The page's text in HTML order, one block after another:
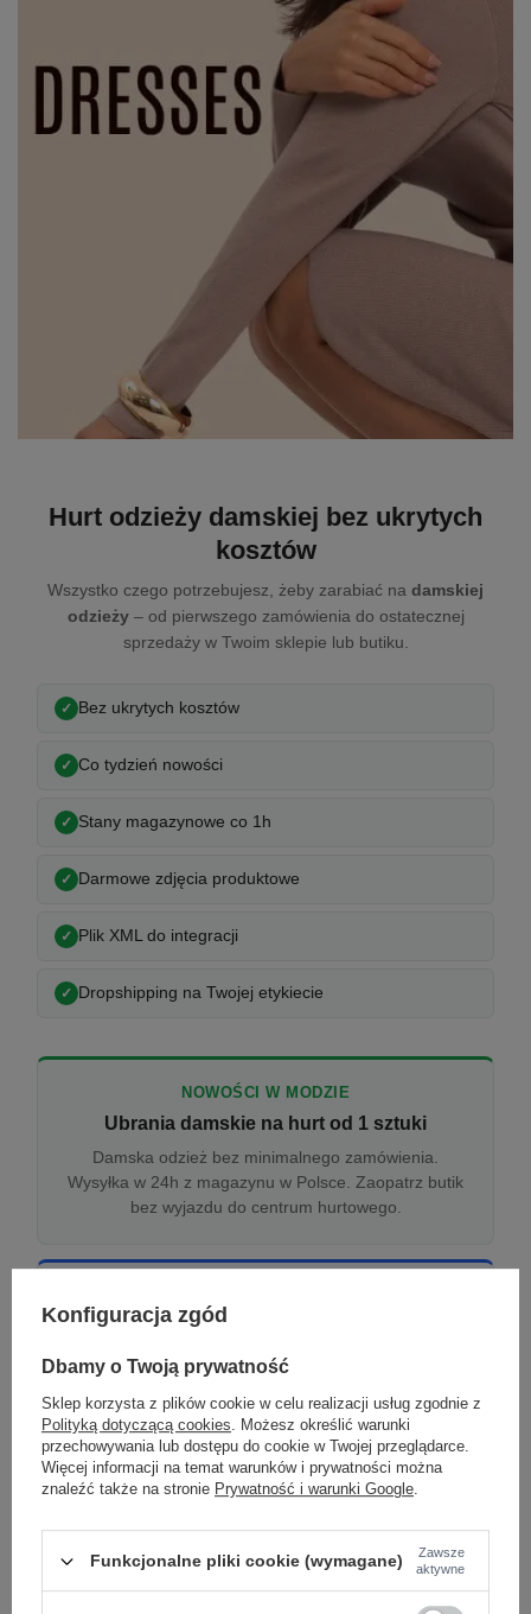
Hurt odzieży damskiej bez ukrytych
kosztów
Wszystko czego potrzebujesz, żeby zarabiać na damskiej
odzieży– od pierwszego zamówienia do ostatecznej
sprzedaży w Twoim sklepie lub butiku.
Bez ukrytych kosztów
Co tydzień nowości
Stany magazynowe co 1h
Darmowe zdjęcia produktowe
Plik XML do integracji
Dropshipping na Twojej etykiecie
NOWOŚCI W MODZIE
Ubrania damskie na hurt od 1 sztuki
Damska odzież bez minimalnego zamówienia.
Wysyłka w 24h z magazynu w Polsce. Zaopatrz butik
bez wyjazdu do centrum hurtowego.
Odzież damska hurtowo online
Internetowa hurtownia damska z plikiem XML/CSV.
Aktualizacja stanów co godzinę.
DROPSHIPPING
Damskie ubrania w dropshippingu
Hurt odzieży damskiej z wysyłką na etykiecie Twojego
sklepu w całej UE. Zero magazynu, zero
Konfiguracja zgód
Dbamy o Twoją prywatność
Sklep korzysta z plików cookie w celu realizacji usług zgodnie z
Polityką dotyczącą cookies. Możesz określić warunki
przechowywania lub dostępu do cookie w Twojej przeglądarce.
Więcej informacji na temat warunków i prywatności można
znaleźć także na stronie Prywatność i warunki Google.
Funkcjonalne pliki cookie (wymagane)
Zawsze
aktywne